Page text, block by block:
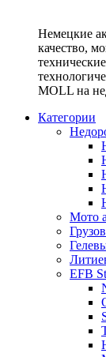
Немецкие
качество,
MOLL на
Категории
Мото
EFB